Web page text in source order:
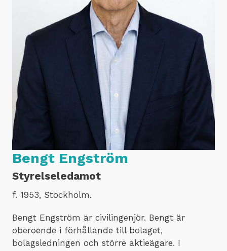
Bengt Engström
Styrelseledamot
f. 1953, Stockholm.
Bengt Engström är civilingenjör. Bengt är
oberoende i förhållande till bolaget,
bolagsledningen och större aktieägare. I